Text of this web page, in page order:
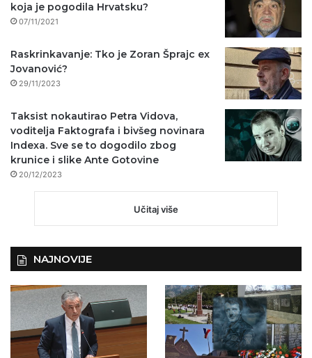
koja je pogodila Hrvatsku?
07/11/2021
Raskrinkavanje: Tko je Zoran Šprajc ex
Jovanović?
29/11/2023
Taksist nokautirao Petra Vidova,
voditelja Faktografa i bivšeg novinara
Indexa. Sve se to dogodilo zbog
krunice i slike Ante Gotovine
20/12/2023
Učitaj više
NAJNOVIJE